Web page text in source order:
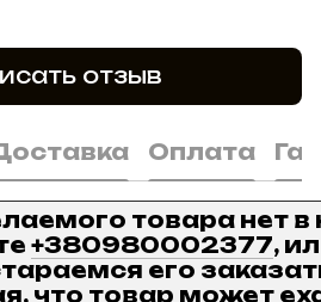
отзыв
Оплата
товара нет в
+380980002377,
его
что товар может